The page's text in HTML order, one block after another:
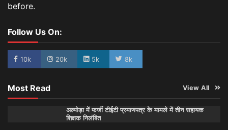
before.
Follow Us On:
10k 20k 5k 8k
Most Read View All
अल्मोड़ा में फर्जी टीईटी प्रमाणपत्र के मामले में तीन सहायक
शिक्षक निलंबित